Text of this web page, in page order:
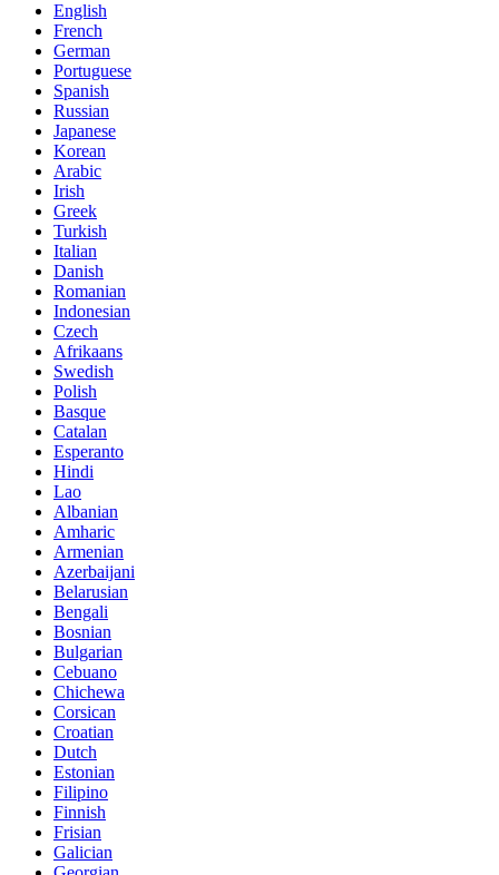
English
French
German
Portuguese
Spanish
Russian
Japanese
Korean
Arabic
Irish
Greek
Turkish
Italian
Danish
Romanian
Indonesian
Czech
Afrikaans
Swedish
Polish
Basque
Catalan
Esperanto
Hindi
Lao
Albanian
Amharic
Armenian
Azerbaijani
Belarusian
Bengali
Bosnian
Bulgarian
Cebuano
Chichewa
Corsican
Croatian
Dutch
Estonian
Filipino
Finnish
Frisian
Galician